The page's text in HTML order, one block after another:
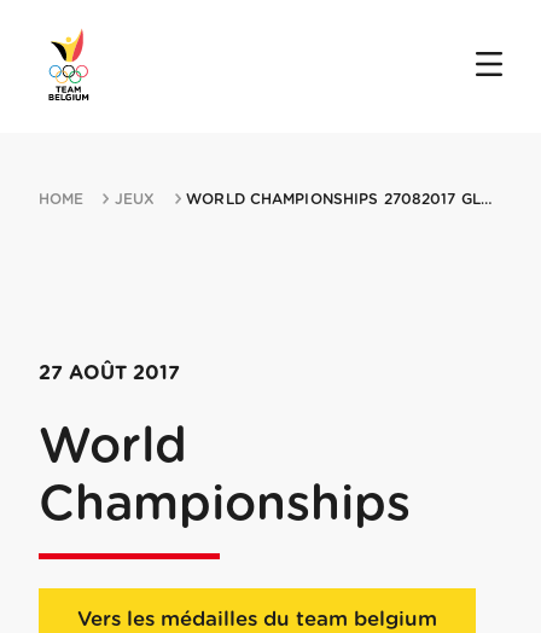
HOME JEUX WORLD CHAMPIONSHIPS 27082017 GLASGOW
27 AOÛT 2017
World
Championships
Vers les médailles du team belgium